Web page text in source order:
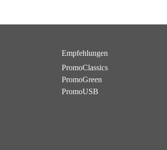
Empfehlungen
PromoClassics
PromoGreen
PromoUSB